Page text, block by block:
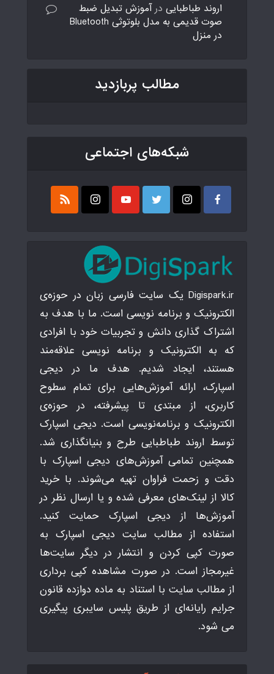
اروند طباطبایی درآموزش تبدیل ضبط
صوت قدیمی به مدل بلوتوثی Bluetooth
در منزل
مطالب پربازدید
شبکه‌های اجتماعی
Digispark.ir یک سایت فارسی زبان در حوزه‌ی
الکترونیک و برنامه نویسی است. ما با هدف به
اشتراک گذاری دانش و تجربیات خود با افرادی
که به الکترونیک و برنامه نویسی علاقه‌مند
هستند، ایجاد شدیم. هدف ما در دیجی
اسپارک، ارائه آموزش‌هایی برای تمام سطوح
کاربری، از مبتدی تا پیشرفته، در حوزه‌ی
الکترونیک و برنامه‌نویسی است. دیجی اسپارک
توسط اروند طباطبایی طرح و بنیانگذاری شد.
همچنین تمامی آموزش‌های دیجی اسپارک با
دقت و زحمت فراوان تهیه می‌شوند. با خرید
کالا از لینک‌های معرفی شده و یا ارسال نظر در
آموزش‌ها از دیجی اسپارک حمایت کنید.
استفاده از مطالب سایت دیجی اسپارک به
صورت کپی کردن و انتشار در دیگر سایت‌ها
غیرمجاز است. در صورت مشاهده کپی برداری
از مطالب سایت با استناد به ماده دوازده قانون
جرایم رایانه‌ای از طریق پلیس سایبری پیگیری
می شود.